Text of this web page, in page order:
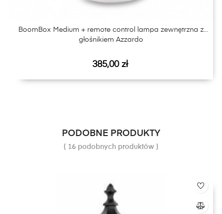
BoomBox Medium + remote control lampa zewnętrzna z
głośnikiem Azzardo
Cena
385,00 zł
PODOBNE PRODUKTY
( 16 podobnych produktów )